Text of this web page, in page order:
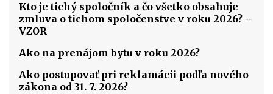
Kto je tichý spoločník a čo všetko obsahuje
zmluva o tichom spoločenstve v roku 2026? –
VZOR
Ako na prenájom bytu v roku 2026?
Ako postupovať pri reklamácii podľa nového
zákona od 31. 7. 2026?